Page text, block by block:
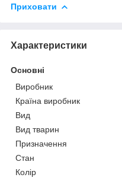
Приховати
Характеристики
Основні
Виробник
Країна виробник
Вид
Вид тварин
Призначення
Стан
Колір